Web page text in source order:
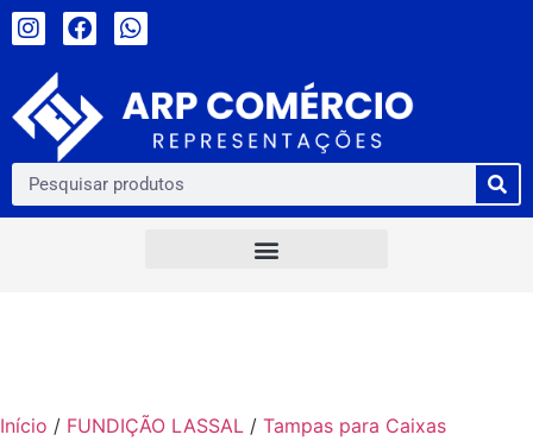
Início / FUNDIÇÃO LASSAL / Tampas para Caixas